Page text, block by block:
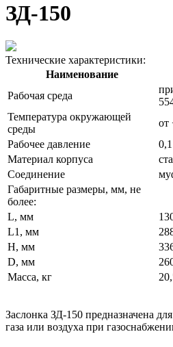
ЗД-150
Технические характеристики:
Наименование
Рабочая среда
Температура окружающей
среды
от
Рабочее давление
Материал корпуса
Соединение
Габаритные размеры, мм, не
более:
L, мм
L1, мм
Н, мм
D, мм
Масса, кг
Заслонка ЗД-150 предназначена
газа или воздуха при